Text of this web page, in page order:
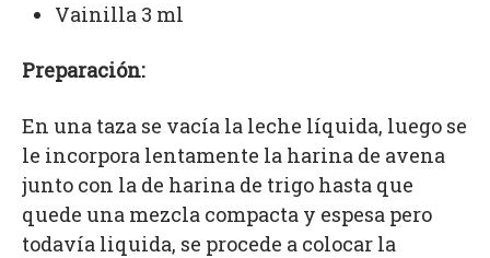
Vainilla 3 ml
Preparación:
En una taza se vacía la leche líquida, luego se
le incorpora lentamente la harina de avena
junto con la de harina de trigo hasta que
quede una mezcla compacta y espesa pero
todavía liquida, se procede a colocar la